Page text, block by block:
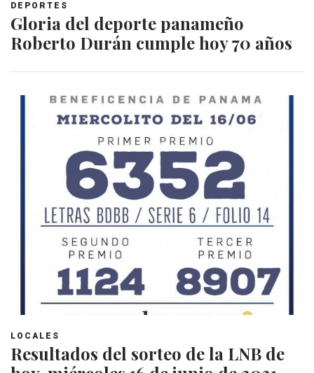
DEPORTES
Gloria del deporte panameño
Roberto Durán cumple hoy 70 años
LOCALES
Resultados del sorteo de la LNB de